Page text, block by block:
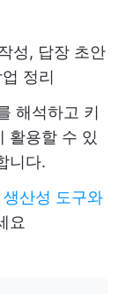
성, 답장 초안
정리
해석하고 키
활용할 수 있
니다.
생산성 도구와
요